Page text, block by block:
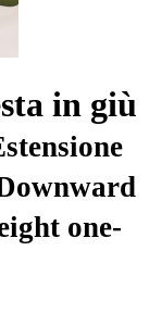
in giù
one-